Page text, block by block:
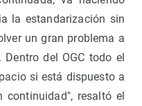
la estandarización sin
un gran problema a
del OGC todo el
si está dispuesto a
continuidad", resaltó el